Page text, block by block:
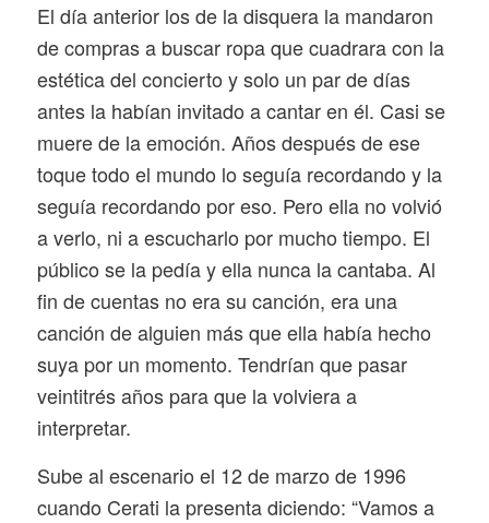
El día anterior los de la disquera la mandaron
de compras a buscar ropa que cuadrara con la
estética del concierto y solo un par de días
antes la habían invitado a cantar en él. Casi se
muere de la emoción. Años después de ese
toque todo el mundo lo seguía recordando y la
seguía recordando por eso. Pero ella no volvió
a verlo, ni a escucharlo por mucho tiempo. El
público se la pedía y ella nunca la cantaba. Al
fin de cuentas no era su canción, era una
canción de alguien más que ella había hecho
suya por un momento. Tendrían que pasar
veintitrés años para que la volviera a
interpretar.
Sube al escenario el 12 de marzo de 1996
cuando Cerati la presenta diciendo: “Vamos a